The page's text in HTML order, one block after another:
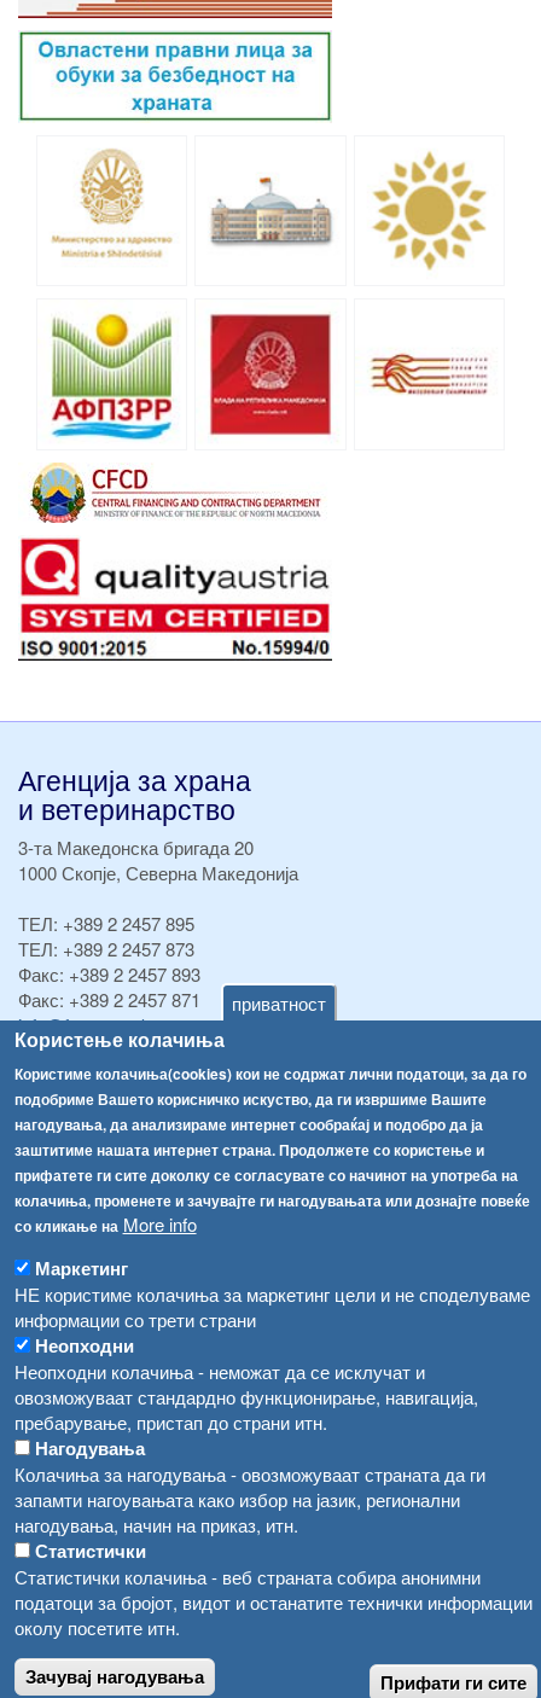
приватност
Користење колачиња
Користиме колачиња(cookies) кои не содржат лични податоци, за да го
подобриме Вашето корисничко искуство, да ги извршиме Вашите
нагодувања, да анализираме интернет сообраќај и подобро да ја
заштитиме нашата интернет страна. Продолжете со користење и
прифатете ги сите доколку се согласувате со начинот на употреба на
колачиња, променете и зачувајте ги нагодувањата или дознајте повеќе
со кликање на More info
Маркетинг
НЕ користиме колачиња за маркетинг цели и не споделуваме
информации со трети страни
Неопходни
Неопходни колачиња - неможат да се исклучат и
овозможуваат стандардно функционирање, навигација,
пребарување, пристап до страни итн.
Нагодувања
Колачиња за нагодувања - овозможуваат страната да ги
запамти нагоувањата како избор на јазик, регионални
нагодувања, начин на приказ, итн.
Статистички
Статистички колачиња - веб страната собира анонимни
податоци за бројот, видот и останатите технички информации
околу посетите итн.
Зачувај нагодувања Прифати ги сите
Агенција за храна
и ветеринарство
3-та Македонска бригада 20
1000 Скопје, Северна Македонија
ТЕЛ: +389 2 2457 895
ТЕЛ: +389 2 2457 873
Факс: +389 2 2457 893
Факс: +389 2 2457 871
info@fva.gov.mk
[АХВ-претходна страна]
Соопштенија
Високите температури ризик од труење со храна, опасни се и за животните
Водата во Гостивар може да се користи како техничка, продолжува испораката на флаширана вода
Во Гостивар спроведени 70 вонредни контроли
Забраната за водата во Гостивар останува на сила, операторите да користат само технички безбедна вода
Забранета за пиење водата од гостиварскиот водовод
Навигација
Архива
Регистри
Обрасци
Огласи